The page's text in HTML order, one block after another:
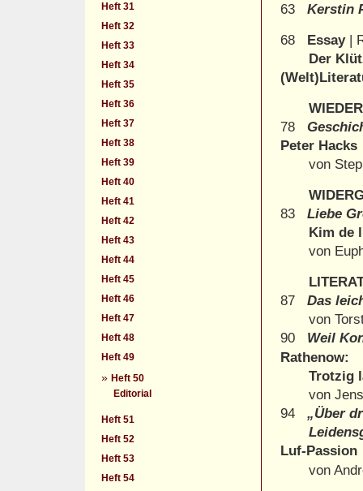
Heft 31
Heft 32
Heft 33
Heft 34
Heft 35
Heft 36
Heft 37
Heft 38
Heft 39
Heft 40
Heft 41
Heft 42
Heft 43
Heft 44
Heft 45
Heft 46
Heft 47
Heft 48
Heft 49
» Heft 50
Editorial
Heft 51
Heft 52
Heft 53
Heft 54
63 Kerstin
68
Essay|
Der
78
Peter Hacks
von
83 Liebe
Kim de
von
87 Das
von
90
Weil
Rathenow:
Trotzig
von Jens
94
„Über
Luf-Passion
von